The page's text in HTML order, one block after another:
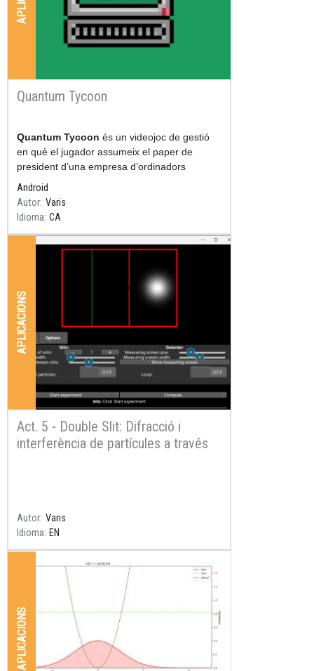
Quantum Tycoon
Resum
Quantum Tycoon és un videojoc de gestió
en què el jugador assumeix el paper de
president d’una empresa d’ordinadors
quàntics i ha de fer créixer el seu negoci dins
el mercat de la
Android
Autor Varis
Idioma CA
APLICACIONS
Act. 5 - Double Slit: Difracció i
interferència de partícules a través
Autor Varis
Idioma EN
APLICACIONS